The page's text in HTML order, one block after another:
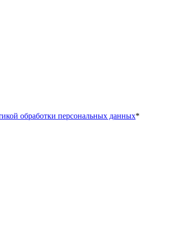
обработки персональных данных*